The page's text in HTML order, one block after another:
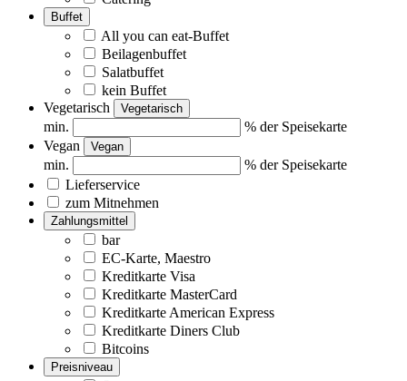
Buffet
All you can eat-Buffet
Beilagenbuffet
Salatbuffet
kein Buffet
Vegetarisch
Vegetarisch
min.
% der Speisekarte
Vegan
Vegan
min.
% der Speisekarte
Lieferservice
zum Mitnehmen
Zahlungsmittel
bar
EC-Karte, Maestro
Kreditkarte Visa
Kreditkarte MasterCard
Kreditkarte American Express
Kreditkarte Diners Club
Bitcoins
Preisniveau